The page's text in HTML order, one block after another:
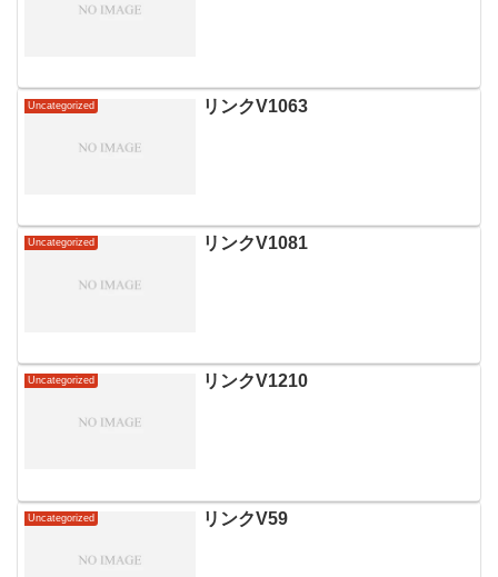
Uncategorized リンクV1063
Uncategorized リンクV1081
Uncategorized リンクV1210
Uncategorized リンクV59